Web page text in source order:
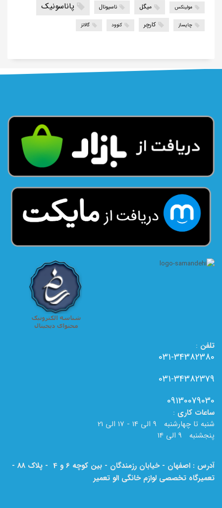
مولینکس میگل ناسیونال پاناسونیک
چایساز کارچر کنوود گالانز
تلفن :
031-34382380
031-34382379
09130079030
ساعات کاری :
شنبه تا چهارشنبه 9 الی 14 - 17 الی 21
پنجشنبه 9 الی 14
آدرس : اصفهان - خیابان رزمندگان - بین کوچه 6 و 4 - پلاک 88 -
تعمیرگاه تخصصی لوازم خانگی الو تعمیر